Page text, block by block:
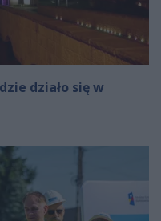
działo się w